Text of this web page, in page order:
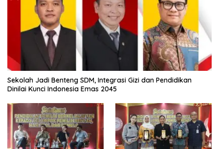
Sekolah Jadi Benteng SDM, Integrasi Gizi dan Pendidikan
Dinilai Kunci Indonesia Emas 2045